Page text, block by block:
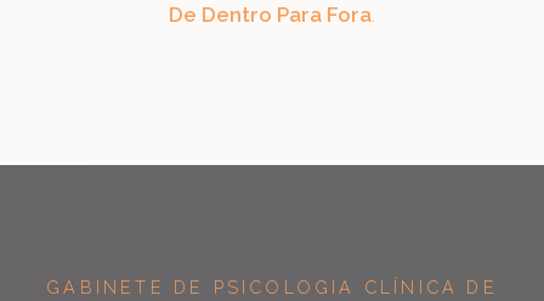
De Dentro Para Fora
GABINETE DE PSICOLOGIA CLÍNICA DE